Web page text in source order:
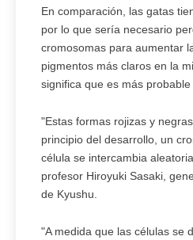
En comparación, las gatas
por lo que sería necesario
cromosomas para aumentar
pigmentos más claros en la
significa que es más probable
"Estas formas rojizas y
principio del desarrollo, un
célula se intercambia
profesor Hiroyuki Sasaki,
de Kyushu.
"A medida que las células se